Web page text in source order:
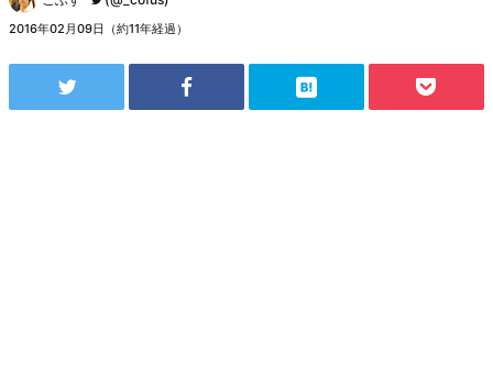
2016年02月09日（約11年経過）